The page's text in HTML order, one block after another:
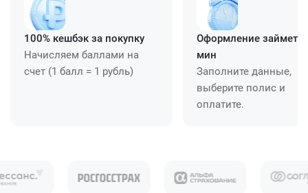
100% кешбэк за покупку
Начисляем баллами на
счет (1 балл = 1 рубль)
Оформление займет
мин
Заполните данные,
выберите полис и
оплатите.